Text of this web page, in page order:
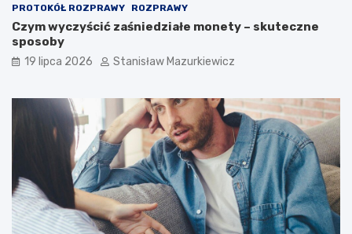
PROTOKÓŁ ROZPRAWY ROZPRAWY
Czym wyczyścić zaśniedziałe monety – skuteczne
sposoby
19 lipca 2026 Stanisław Mazurkiewicz